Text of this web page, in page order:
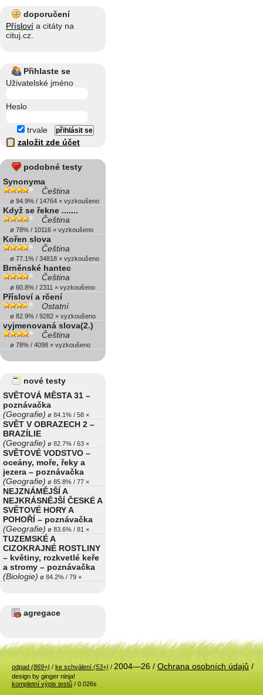
doporučení
Přísloví a citáty na
cituj.cz.
Přihlaste se
Uživatelské jméno
Heslo
trvale
založit zde účet
podobné testy
Synonyma
Čeština
ø 94.9% / 14764 × vyzkoušeno
Když se řekne .......
Čeština
ø 78% / 10116 × vyzkoušeno
Kořen slova
Čeština
ø 77.1% / 34818 × vyzkoušeno
Brněnské hantec
Čeština
ø 60.8% / 2311 × vyzkoušeno
Přísloví a rčení
Ostatní
ø 82.9% / 9282 × vyzkoušeno
vyjmenovaná slova(2.)
Čeština
ø 78% / 4098 × vyzkoušeno
nové testy
SVĚTOVÁ MĚSTA 31 –
poznávačka
(Geografie) ø 84.1% / 58 ×
SVĚT V OBRAZECH 2 –
BRAZÍLIE
(Geografie) ø 82.7% / 63 ×
SVĚTOVÉ VODSTVO –
oceány, moře, řeky a
jezera – poznávačka
(Geografie) ø 85.8% / 77 ×
NEJZNÁMĚJŠÍ A
NEJKRÁSNĚJŠÍ ČESKÉ A
SVĚTOVÉ HORY A
POHOŘÍ – poznávačka
(Geografie) ø 83.6% / 81 ×
TUZEMSKÉ A
CIZOKRAJNÉ ROSTLINY
– květiny, rozkvetlé keře
a stromy – poznávačka
(Biologie) ø 84.2% / 79 ×
agregace
odpad (869+) / ke schválení (53+) / 2004—26 / Ochrana osobních údajů /
design by ginger ninja!
kompletní výpis testů / 0.026s